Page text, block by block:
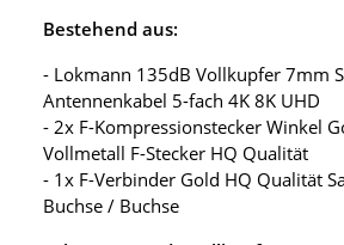
Bestehend aus:
- Lokmann 135dB Vollkupfer 7mm
Antennenkabel 5-fach 4K 8K UHD
- 2x F-Kompressionstecker Winkel
Vollmetall F-Stecker HQ Qualität
- 1x F-Verbinder Gold HQ Qualität
Buchse / Buchse